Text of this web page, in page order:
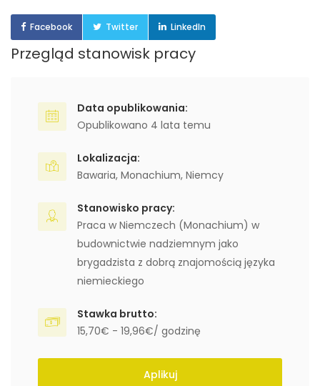
Facebook Twitter LinkedIn
Przegląd stanowisk pracy
Data opublikowania:
Opublikowano 4 lata temu
Lokalizacja:
Bawaria, Monachium, Niemcy
Stanowisko pracy:
Praca w Niemczech (Monachium) w
budownictwie nadziemnym jako
brygadzista z dobrą znajomością języka
niemieckiego
Stawka brutto:
15,70€ - 19,96€/ godzinę
Aplikuj